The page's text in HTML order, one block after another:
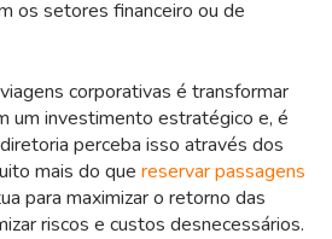
os setores financeiro ou de
corporativas é transformar
um investimento estratégico e, é
perceba isso através dos
mais do que reservar passagens
para maximizar o retorno das
riscos e custos desnecessários.